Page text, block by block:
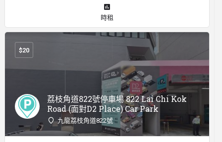
時租
荔枝角道822號停車場 822 Lai Chi Kok
Road (面對D2 Place) Car Park
九龍荔枝角道822號
$20